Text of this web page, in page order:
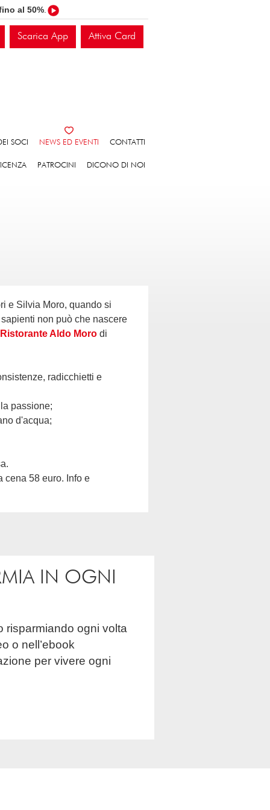
al 50%
Scarica App Attiva Card
SOCI NEWS ED EVENTI CONTATTI
PATROCINI DICONO DI NOI
non può che nascere
Ristorante Aldo Moro di
radicchietti e
passione;
d'acqua;
cena 58 euro. Info e
IN OGNI
o nell’ebook
per vivere ogni